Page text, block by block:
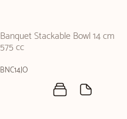
Banquet Stackable Bowl 14 cm
575 cc
BNC14JO